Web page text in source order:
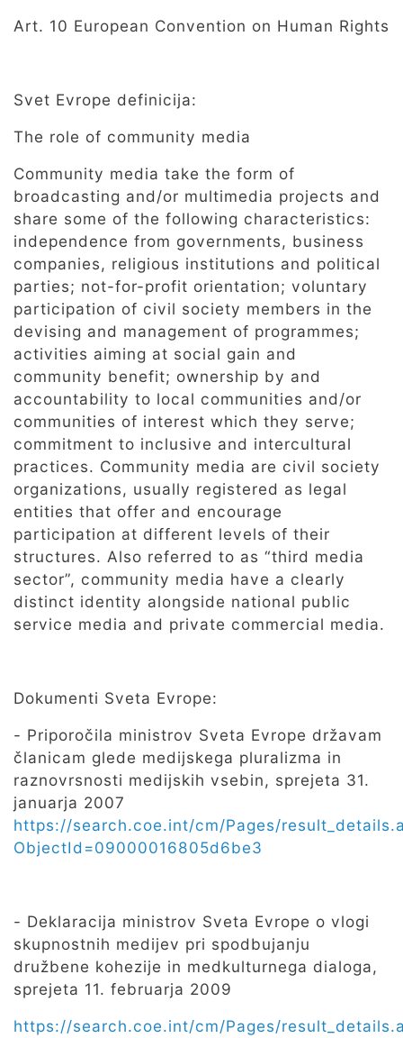
Art. 10 European Convention on Human Rights
Svet Evrope definicija:
The role of community media
Community media take the form of
broadcasting and/or multimedia projects and
share some of the following characteristics:
independence from governments, business
companies, religious institutions and political
parties; not-for-profit orientation; voluntary
participation of civil society members in the
devising and management of programmes;
activities aiming at social gain and
community benefit; ownership by and
accountability to local communities and/or
communities of interest which they serve;
commitment to inclusive and intercultural
practices. Community media are civil society
organizations, usually registered as legal
entities that offer and encourage
participation at different levels of their
structures. Also referred to as “third media
sector”, community media have a clearly
distinct identity alongside national public
service media and private commercial media.
Dokumenti Sveta Evrope:
- Priporočila ministrov Sveta Evrope državam
članicam glede medijskega pluralizma in
raznovrsnosti medijskih vsebin, sprejeta 31.
januarja 2007
https://search.coe.int/cm/Pages/
ObjectId=09000016805d6be3
- Deklaracija ministrov Sveta Evrope o vlogi
skupnostnih medijev pri spodbujanju
družbene kohezije in medkulturnega dialoga,
sprejeta 11. februarja 2009
https://search.coe.int/cm/Pages/